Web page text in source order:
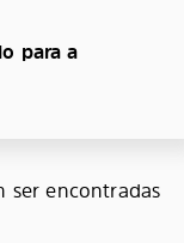
para a
ser encontradas